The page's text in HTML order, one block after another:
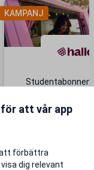
KAMPANJ
+ 20 GB
att vår app
förbättra
dig relevant